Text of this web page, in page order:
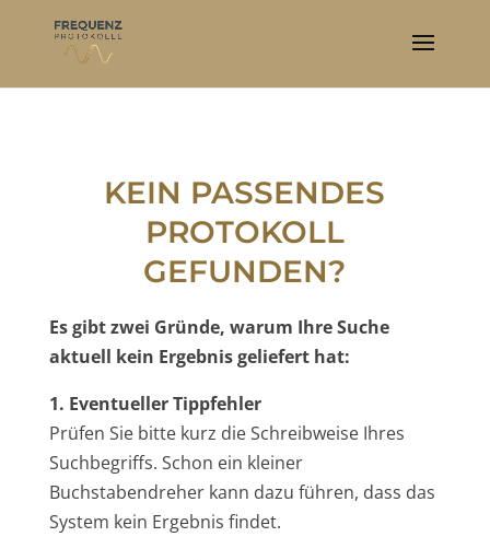
KEIN PASSENDES
PROTOKOLL
GEFUNDEN?
Es gibt zwei Gründe, warum Ihre Suche
aktuell kein Ergebnis geliefert hat:
1. Eventueller Tippfehler
Prüfen Sie bitte kurz die Schreibweise Ihres
Suchbegriffs. Schon ein kleiner
Buchstabendreher kann dazu führen, dass das
System kein Ergebnis findet.